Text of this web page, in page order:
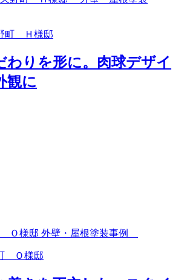
町 Ｈ様邸
わりを形に。肉球デザイ
観に
Ｏ様邸